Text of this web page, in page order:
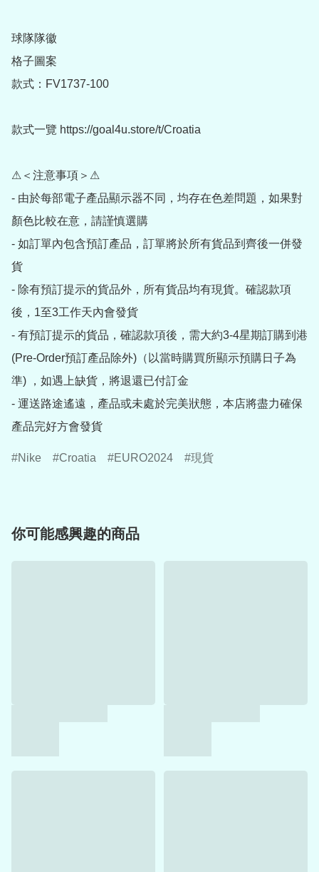
球隊隊徽
格子圖案
款式：FV1737-100
款式一覽 https://goal4u.store/t/Croatia
⚠＜注意事項＞⚠
- 由於每部電子產品顯示器不同，均存在色差問題，如果對
顏色比較在意，請謹慎選購
- 如訂單內包含預訂產品，訂單將於所有貨品到齊後一併發
貨
- 除有預訂提示的貨品外，所有貨品均有現貨。確認款項
後，1至3工作天內會發貨
- 有預訂提示的貨品，確認款項後，需大約3-4星期訂購到港
(Pre-Order預訂產品除外)（以當時購買所顯示預購日子為
準) ，如遇上缺貨，將退還已付訂金
- 運送路途遙遠，產品或未處於完美狀態，本店將盡力確保
產品完好方會發貨
Nike Croatia EURO2024 現貨
你可能感興趣的商品